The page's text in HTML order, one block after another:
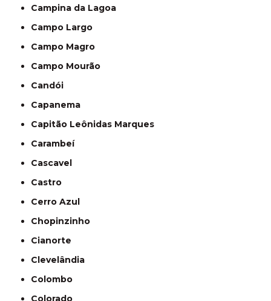
Campina da Lagoa
Campo Largo
Campo Magro
Campo Mourão
Candói
Capanema
Capitão Leônidas Marques
Carambeí
Cascavel
Castro
Cerro Azul
Chopinzinho
Cianorte
Clevelândia
Colombo
Colorado